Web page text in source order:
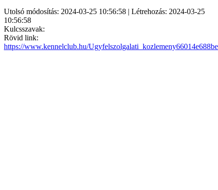
Utolsó módosítás: 2024-03-25 10:56:58 | Létrehozás: 2024-03-25
10:56:58
Kulcsszavak:
Rövid link:
https://www.kennelclub.hu/